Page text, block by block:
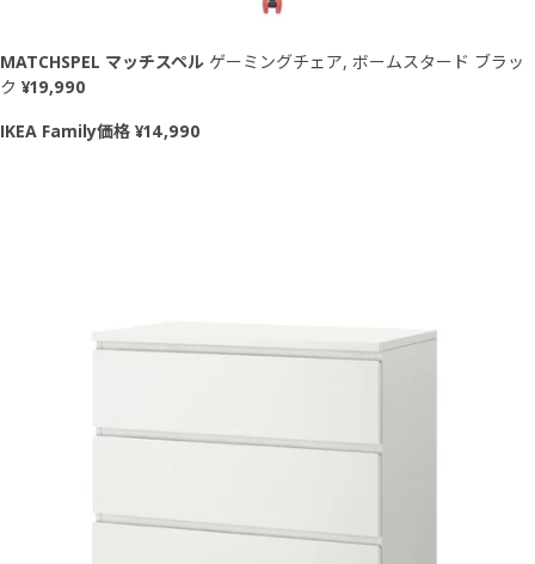
MATCHSPEL マッチスペル ゲーミングチェア, ボームスタード ブラッ
ク ¥19,990
IKEA Family価格 ¥14,990